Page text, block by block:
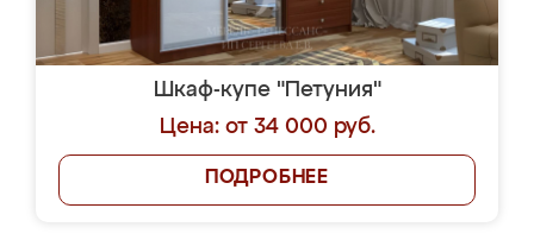
Шкаф-купе "Петуния"
Цена: от 34 000 руб.
ПОДРОБНЕЕ